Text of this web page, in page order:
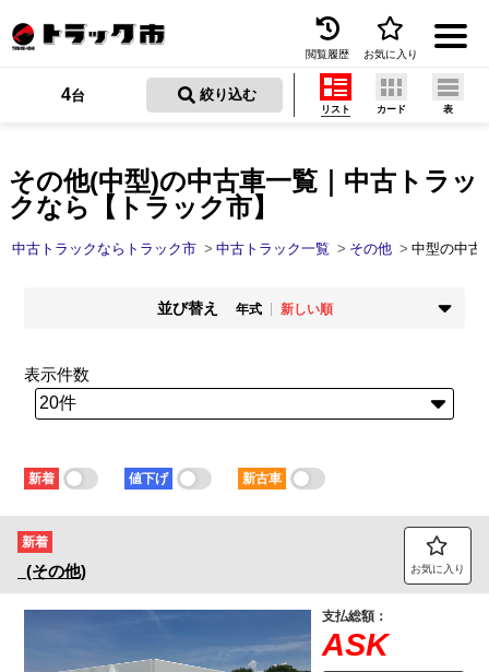
トラック買取
トラック市とは
お問い合わせ
トラック市FC会員専用ページはこちら
閲覧履歴 お気に入り
その他(中型)の中古車一覧｜中古トラッ
クなら【トラック市】
4台 絞り込む
リスト カード 表
中古トラックならトラック市 中古トラック一覧 その他 中型の中古
並び替え 年式
新しい順
新着順
走行距離
少ない順
多い順
価格
安い順
高い順
少ない順
多い順
短い順
表示件数
新着 値下げ 新古車
新着
(その他) お気に入り
支払総額：
ASK